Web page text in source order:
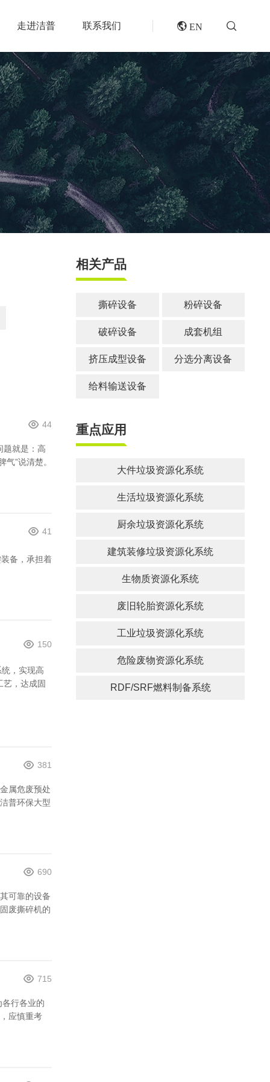
成套机组
封闭式破碎系统
废轮胎热解系统
橡胶破胶机组
分选分离设备
风选机
滚筒筛
涡电流分选机
脉冲除尘器
专题报道
风电叶片回收处理方案及核心设备
垃圾衍生燃料RDF/SRF生产线系统
再生资源绿色分拣中心的建设规划和设备选择
水泥窑协同处置固废预处理系统
废旧纺织品做替代燃料的设备和工艺选择
郑州市中原区生活垃圾分拣中心项目
走进洁普 联系我们  EN
44
题就是：高
”说清楚。
41
备，承担着
150
，实现高
艺，达成固
381
属危废预处
普环保大型
690
可靠的设备
废撕碎机的
715
行各业的
应慎重考
相关产品
撕碎设备 粉碎设备
破碎设备 成套机组
挤压成型设备 分选分离设备
给料输送设备
重点应用
大件垃圾资源化系统
生活垃圾资源化系统
厨余垃圾资源化系统
建筑装修垃圾资源化系统
生物质资源化系统
废旧轮胎资源化系统
工业垃圾资源化系统
危险废物资源化系统
RDF/SRF燃料制备系统